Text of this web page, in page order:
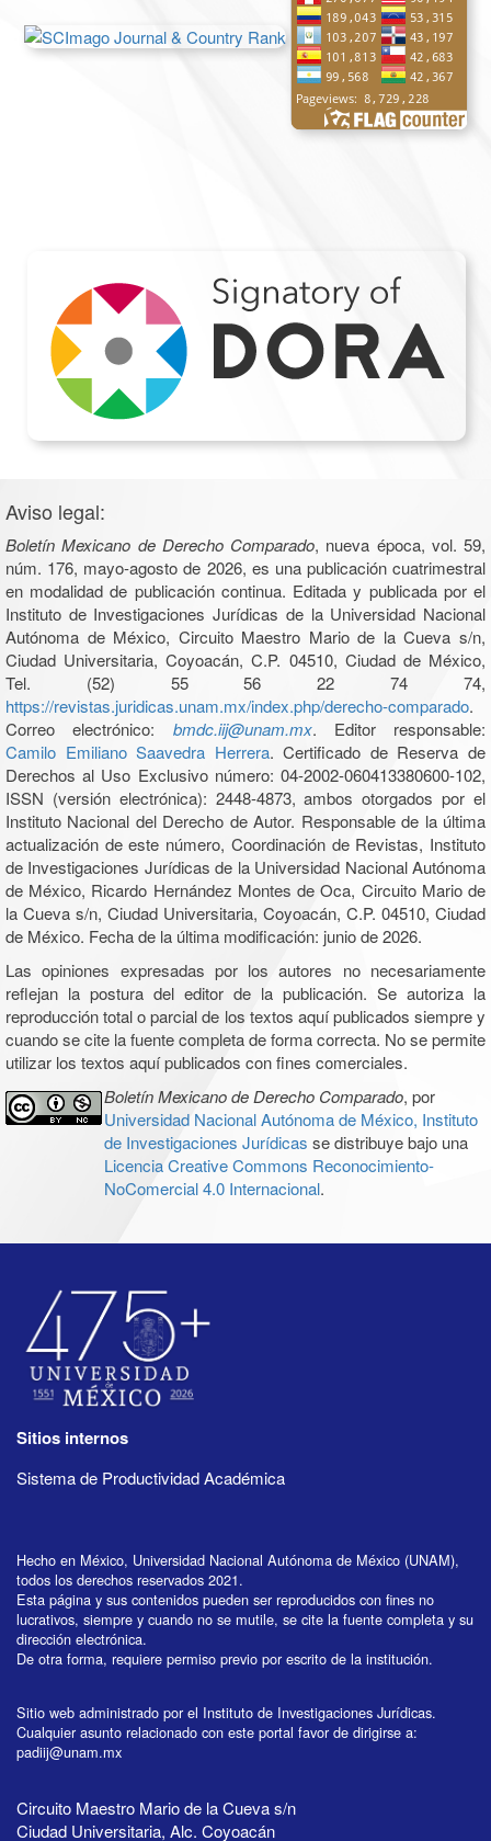
Aviso legal:
Boletín Mexicano de Derecho Comparado, nueva época, vol. 59,
núm. 176, mayo-agosto de 2026, es una publicación cuatrimestral
en modalidad de publicación continua. Editada y publicada por el
Instituto de Investigaciones Jurídicas de la Universidad Nacional
Autónoma de México, Circuito Maestro Mario de la Cueva s/n,
Ciudad Universitaria, Coyoacán, C.P. 04510, Ciudad de México,
Tel. (52) 55 56 22 74 74,
https://revistas.juridicas.unam.mx/index.php/derecho-comparado.
Correo electrónico: bmdc.iij@unam.mx. Editor responsable:
Camilo Emiliano Saavedra Herrera. Certificado de Reserva de
Derechos al Uso Exclusivo número: 04-2002-060413380600-102,
ISSN (versión electrónica): 2448-4873, ambos otorgados por el
Instituto Nacional del Derecho de Autor. Responsable de la última
actualización de este número, Coordinación de Revistas, Instituto
de Investigaciones Jurídicas de la Universidad Nacional Autónoma
de México, Ricardo Hernández Montes de Oca, Circuito Mario de
la Cueva s/n, Ciudad Universitaria, Coyoacán, C.P. 04510, Ciudad
de México. Fecha de la última modificación: junio de 2026.
Las opiniones expresadas por los autores no necesariamente
reflejan la postura del editor de la publicación. Se autoriza la
reproducción total o parcial de los textos aquí publicados siempre y
cuando se cite la fuente completa de forma correcta. No se permite
utilizar los textos aquí publicados con fines comerciales.
Boletín Mexicano de Derecho Comparado, por
Universidad Nacional Autónoma de México, Instituto
de Investigaciones Jurídicas se distribuye bajo una
Licencia Creative Commons Reconocimiento-
NoComercial 4.0 Internacional.
Sitios internos
Sistema de Productividad Académica
Hecho en México, Universidad Nacional Autónoma de México (UNAM),
todos los derechos reservados 2021.
Esta página y sus contenidos pueden ser reproducidos con fines no
lucrativos, siempre y cuando no se mutile, se cite la fuente completa y su
dirección electrónica.
De otra forma, requiere permiso previo por escrito de la institución.
Sitio web administrado por el Instituto de Investigaciones Jurídicas.
Cualquier asunto relacionado con este portal favor de dirigirse a:
padiij@unam.mx
Circuito Maestro Mario de la Cueva s/n
Ciudad Universitaria, Alc. Coyoacán